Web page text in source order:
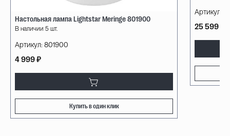
Настольная лампа Lightstar Meringe 801900
В наличии 5 шт.
Артикул: 801900
4 999 ₽
Купить в один клик
Артикул:
25 599 ₽